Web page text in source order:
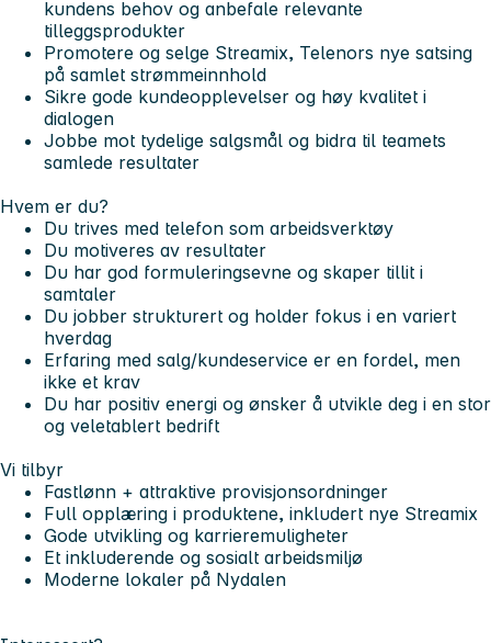
kundens behov og anbefale relevante
tilleggsprodukter
Promotere og selge Streamix, Telenors nye satsing
på samlet strømmeinnhold
Sikre gode kundeopplevelser og høy kvalitet i
dialogen
Jobbe mot tydelige salgsmål og bidra til teamets
samlede resultater
Hvem er du?
Du trives med telefon som arbeidsverktøy
Du motiveres av resultater
Du har god formuleringsevne og skaper tillit i
samtaler
Du jobber strukturert og holder fokus i en variert
hverdag
Erfaring med salg/kundeservice er en fordel, men
ikke et krav
Du har positiv energi og ønsker å utvikle deg i en stor
og veletablert bedrift
Vi tilbyr
Fastlønn + attraktive provisjonsordninger
Full opplæring i produktene, inkludert nye Streamix
Gode utvikling og karrieremuligheter
Et inkluderende og sosialt arbeidsmiljø
Moderne lokaler på Nydalen